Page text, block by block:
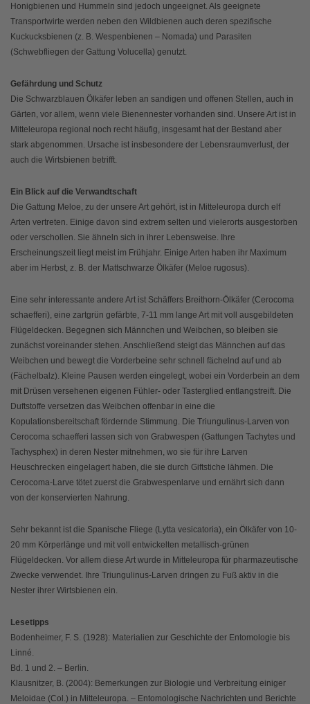
Honigbienen und Hummeln sind jedoch ungeeignet. Als geeignete
Transportwirte werden neben den Wildbienen auch deren spezifische
Kuckucksbienen (z. B. Wespenbienen – Nomada) und Parasiten
(Schwebfliegen der Gattung Volucella) genutzt.
Gefährdung und Schutz
Die Schwarzblauen Ölkäfer leben an sandigen und offenen Stellen, auch in
Gärten, vor allem, wenn viele Bienennester vorhanden sind. Unsere Art ist in
Mitteleuropa regional noch recht häufig, insgesamt hat der Bestand aber
stark abgenommen. Ursache ist insbesondere der Lebensraumverlust, der
auch die Wirtsbienen betrifft.
Ein Blick auf die Verwandtschaft
Die Gattung Meloe, zu der unsere Art gehört, ist in Mitteleuropa durch elf
Arten vertreten. Einige davon sind extrem selten und vielerorts ausgestorben
oder verschollen. Sie ähneln sich in ihrer Lebensweise. Ihre
Erscheinungszeit liegt meist im Frühjahr. Einige Arten haben ihr Maximum
aber im Herbst, z. B. der Mattschwarze Ölkäfer (Meloe rugosus).
Eine sehr interessante andere Art ist Schäffers Breithorn-Ölkäfer (Cerocoma
schaefferi), eine zartgrün gefärbte, 7-11 mm lange Art mit voll ausgebildeten
Flügeldecken. Begegnen sich Männchen und Weibchen, so bleiben sie
zunächst voreinander stehen. Anschließend steigt das Männchen auf das
Weibchen und bewegt die Vorderbeine sehr schnell fächelnd auf und ab
(Fächelbalz). Kleine Pausen werden eingelegt, wobei ein Vorderbein an dem
mit Drüsen versehenen eigenen Fühler- oder Tasterglied entlangstreift. Die
Duftstoffe versetzen das Weibchen offenbar in eine die
Kopulationsbereitschaft fördernde Stimmung. Die Triungulinus-Larven von
Cerocoma schaefferi lassen sich von Grabwespen (Gattungen Tachytes und
Tachysphex) in deren Nester mitnehmen, wo sie für ihre Larven
Heuschrecken eingelagert haben, die sie durch Giftstiche lähmen. Die
Cerocoma-Larve tötet zuerst die Grabwespenlarve und ernährt sich dann
von der konservierten Nahrung.
Sehr bekannt ist die Spanische Fliege (Lytta vesicatoria), ein Ölkäfer von 10-
20 mm Körperlänge und mit voll entwickelten metallisch-grünen
Flügeldecken. Vor allem diese Art wurde in Mitteleuropa für pharmazeutische
Zwecke verwendet. Ihre Triungulinus-Larven dringen zu Fuß aktiv in die
Nester ihrer Wirtsbienen ein.
Lesetipps
Bodenheimer, F. S. (1928): Materialien zur Geschichte der Entomologie bis
Linné.
Bd. 1 und 2. – Berlin.
Klausnitzer, B. (2004): Bemerkungen zur Biologie und Verbreitung einiger
Meloidae (Col.) in Mitteleuropa. – Entomologische Nachrichten und Berichte